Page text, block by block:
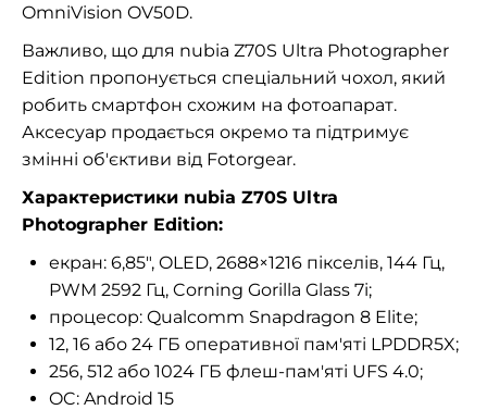
OmniVision OV50D.
Важливо, що для nubia Z70S Ultra Photographer
Edition пропонується спеціальний чохол, який
робить смартфон схожим на фотоапарат.
Аксесуар продається окремо та підтримує
змінні об'єктиви від Fotorgear.
Характеристики nubia Z70S Ultra
Photographer Edition:
екран: 6,85", OLED, 2688×1216 пікселів, 144 Гц,
PWM 2592 Гц, Corning Gorilla Glass 7i;
процесор: Qualcomm Snapdragon 8 Elite;
12, 16 або 24 ГБ оперативної пам'яті LPDDR5X;
256, 512 або 1024 ГБ флеш-пам'яті UFS 4.0;
OC: Android 15